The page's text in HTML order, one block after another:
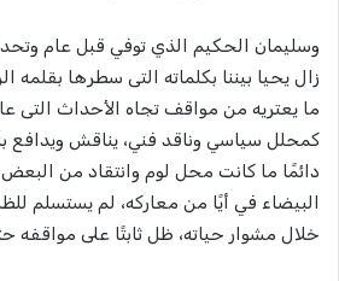
زال يحيا بيننا بكلماته التى سطرها
ما يعتريه من مواقف تجاه الأحداث التى
كمحلل سياسي وناقد فني، يناقش ويدافع
دائمًا ما كانت محل لوم وانتقاد من البعض،
البيضاء في أيًا من معاركه، لم يستسلم
خلال مشوار حياته، ظل ثابتًا على مواقفه